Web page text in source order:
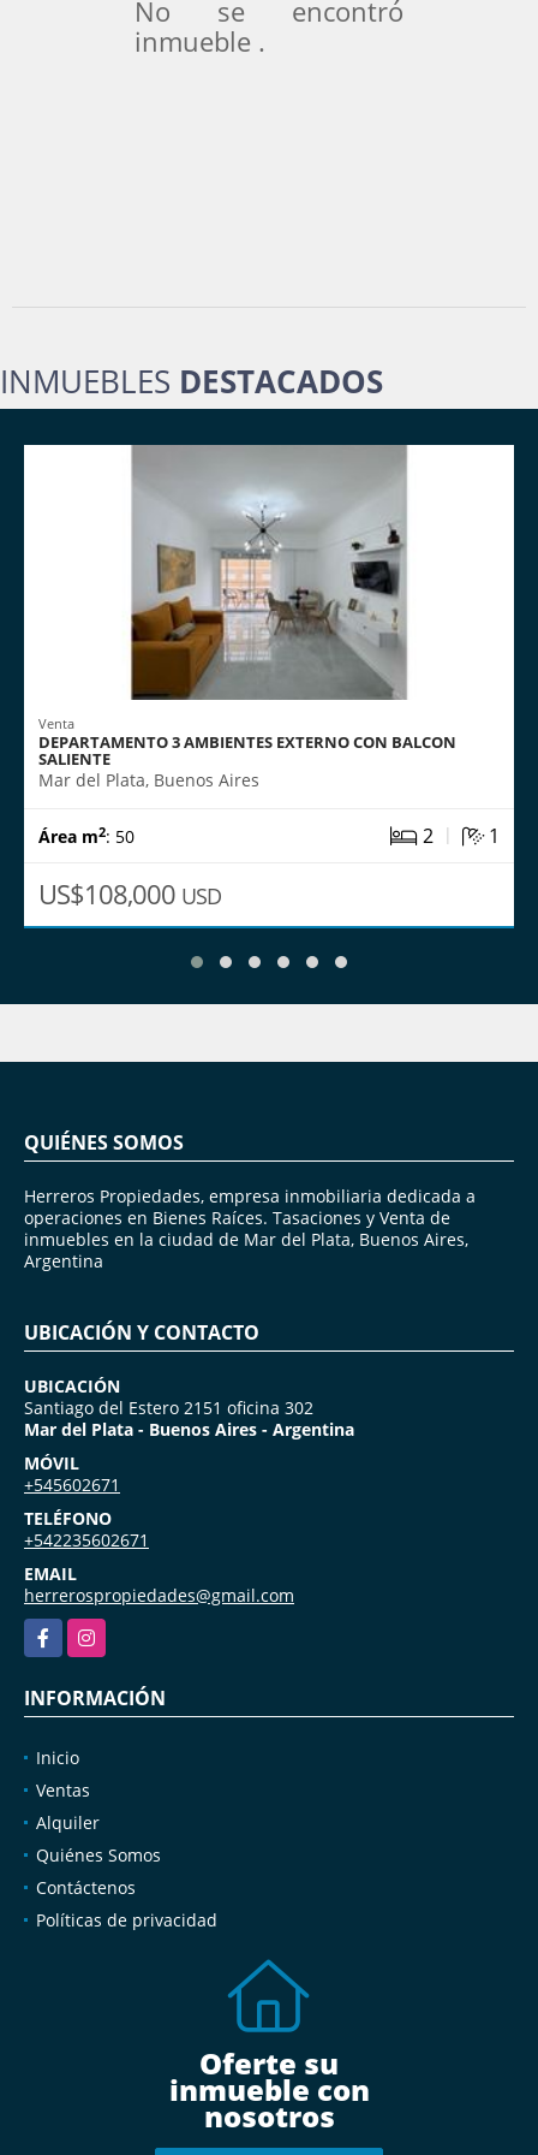
No se encontró
inmueble .
INMUEBLES DESTACADOS
Venta
DEPARTAMENTO 3 AMBIENTES EXTERNO CON BALCON
SALIENTE
Mar del Plata, Buenos Aires
Área m2: 50 2 | 1
US$108,000 USD
QUIÉNES SOMOS
Herreros Propiedades, empresa inmobiliaria dedicada a
operaciones en Bienes Raíces. Tasaciones y Venta de
inmuebles en la ciudad de Mar del Plata, Buenos Aires,
Argentina
UBICACIÓN Y CONTACTO
UBICACIÓN
Santiago del Estero 2151 oficina 302
Mar del Plata - Buenos Aires - Argentina
MÓVIL
+545602671
TELÉFONO
+542235602671
EMAIL
herrerospropiedades@gmail.com
FacebookInstagram
INFORMACIÓN
Inicio
Ventas
Alquiler
Quiénes Somos
Contáctenos
Políticas de privacidad
Oferte su
inmueble con
nosotros